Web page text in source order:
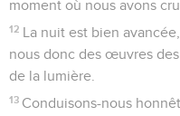
de toute paix dans la foi,
d’espérance, par la
Paul a le droit
En ce qui vous